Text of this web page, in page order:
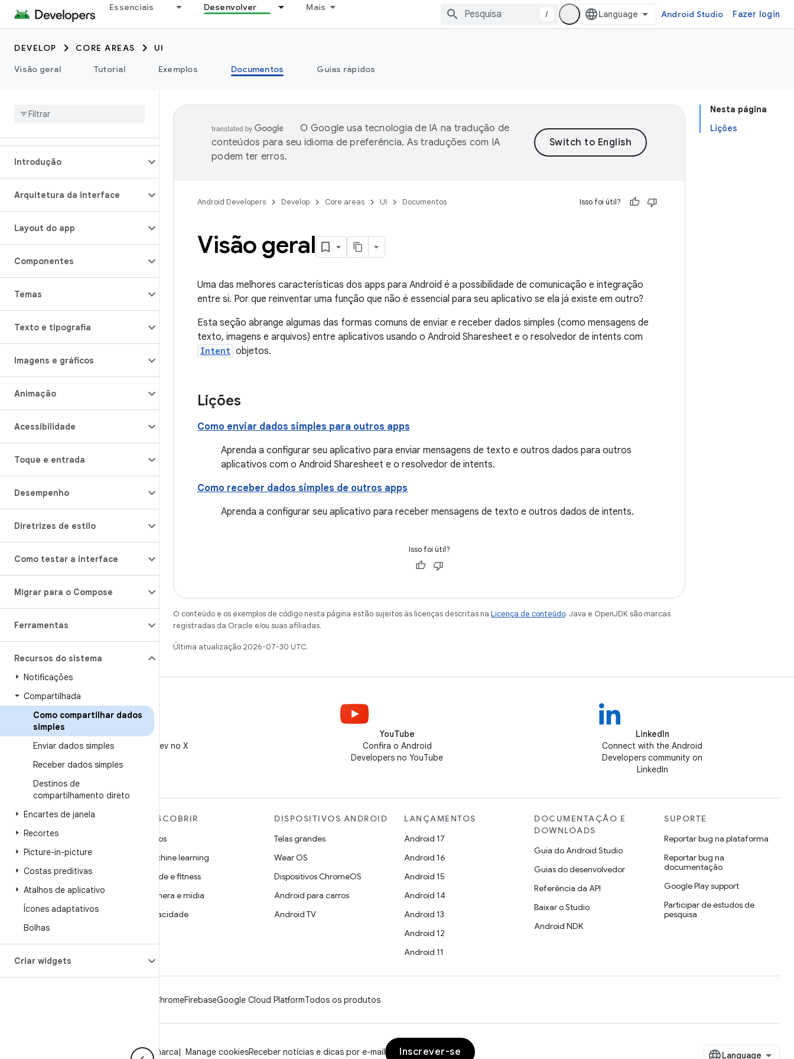
Essenciais Desenvolver Mais
/ Android Studio Fazer login
DEVELOP CORE AREAS
UI
Visão geral
Tutorial Exemplos Documentos Guias rápidos
Introdução
Arquitetura da interface
Layout do app
Componentes
Temas
Texto e tipografia
Imagens e gráficos
Animação
Acessibilidade
Toque e entrada
Desempenho
Diretrizes de estilo
Como testar a interface
Migrar para o Compose
Ferramentas
Recursos do sistema
Notificações
Compartilhada
Como compartilhar dados
simples
Enviar dados simples
Receber dados simples
Destinos de
compartilhamento direto
Encartes de janela
Recortes
Picture-in-picture
Costas preditivas
Atalhos de aplicativo
Ícones adaptativos
Bolhas
Criar widgets
Nesta página
Lições
O Google usa tecnologia de IA na tradução de
conteúdos para seu idioma de preferência. As traduções com IA
podem ter erros.
Android Developers Develop Core areas UI Documentos Isso foi útil?
Visão geral
Uma das melhores características dos apps para Android é a possibilidade de comunicação e integração
entre si. Por que reinventar uma função que não é essencial para seu aplicativo se ela já existe em outro?
Esta seção abrange algumas das formas comuns de enviar e receber dados simples (como mensagens de
texto, imagens e arquivos) entre aplicativos usando o Android Sharesheet e o resolvedor de intents com
Intent objetos.
Lições
Como enviar dados simples para outros apps
Aprenda a configurar seu aplicativo para enviar mensagens de texto e outros dados para outros
aplicativos com o Android Sharesheet e o resolvedor de intents.
Como receber dados simples de outros apps
Aprenda a configurar seu aplicativo para receber mensagens de texto e outros dados de intents.
Isso foi útil?
O conteúdo e os exemplos de código nesta página estão sujeitos às licenças descritas na Licença de conteúdo. Java e OpenJDK são marcas
registradas da Oracle e/ou suas afiliadas.
Última atualização 2026-07-30 UTC.
X
Siga @AndroidDev no X
YouTube
Confira o Android
Developers no YouTube
LinkedIn
Connect with the Android
Developers community on
LinkedIn
MAIS SOBRE O ANDROID
Android
Android para empresas
Segurança
Source
Notícias
Blog
DESCOBRIR
Jogos
Machine learning
Saúde e fitness
Câmera e mídia
Privacidade
DISPOSITIVOS ANDROID
Telas grandes
Wear OS
Dispositivos ChromeOS
Android para carros
Android TV
LANÇAMENTOS
Android 17
Android 16
Android 15
Android 14
Android 13
Android 12
Android 11
DOCUMENTAÇÃO E
DOWNLOADS
Guia do Android Studio
Guias do desenvolvedor
Referência da API
Baixar o Studio
Android NDK
SUPORTE
Reportar bug na plataforma
Reportar bug na
documentação
Google Play support
Participar de estudos de
pesquisa
ChromeFirebaseGoogle Cloud PlatformTodos os produtos
Diretrizes da marca Manage cookiesReceber notícias e dicas por e-mail Inscrever-se